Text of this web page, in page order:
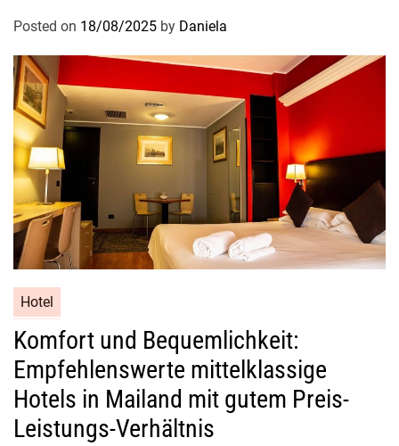
i
e
e
h
m
n
i
s
l
e
S
c
h
Posted on 18/08/2025 by Daniela
Hotel
Komfort und Bequemlichkeit:
Empfehlenswerte mittelklassige
Hotels in Mailand mit gutem Preis-
Leistungs-Verhältnis